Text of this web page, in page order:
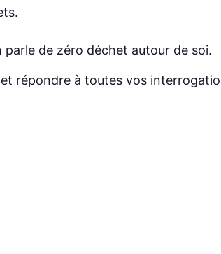
de zéro déchet autour de soi.
répondre à toutes vos